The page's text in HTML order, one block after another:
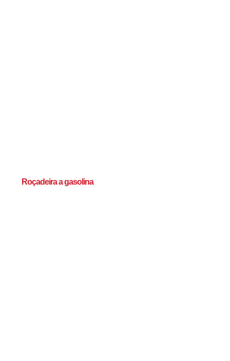
Roçadeira a gasolina